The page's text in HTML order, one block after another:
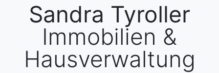
Sandra Tyroller
Immobilien &
Hausverwaltung